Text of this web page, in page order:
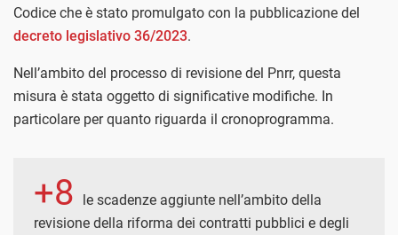
Codice che è stato promulgato con la pubblicazione del
decreto legislativo 36/2023.
Nell’ambito del processo di revisione del Pnrr, questa
misura è stata oggetto di significative modifiche. In
particolare per quanto riguarda il cronoprogramma.
+8
le scadenze aggiunte nell’ambito della
revisione della riforma dei contratti pubblici e degli